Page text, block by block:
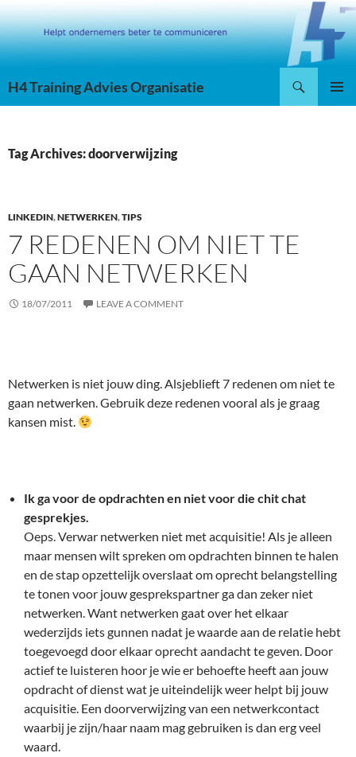
Skip
to
content
H4 Training Advies Organisatie
Tag Archives: doorverwijzing
LINKEDIN,NETWERKEN,TIPS
7 REDENEN OM NIET TE
GAAN NETWERKEN
18/07/2011 LEAVE A COMMENT
Netwerken is niet jouw ding. Alsjeblieft 7 redenen om niet te
gaan netwerken. Gebruik deze redenen vooral als je graag
kansen mist.
Ik ga voor de opdrachten en niet voor die chit chat
gesprekjes.
Oeps. Verwar netwerken niet met acquisitie! Als je alleen
maar mensen wilt spreken om opdrachten binnen te halen
en de stap opzettelijk overslaat om oprecht belangstelling
te tonen voor jouw gesprekspartner ga dan zeker niet
netwerken. Want netwerken gaat over het elkaar
wederzijds iets gunnen nadat je waarde aan de relatie hebt
toegevoegd door elkaar oprecht aandacht te geven. Door
actief te luisteren hoor je wie er behoefte heeft aan jouw
opdracht of dienst wat je uiteindelijk weer helpt bij jouw
acquisitie. Een doorverwijzing van een netwerkcontact
waarbij je zijn/haar naam mag gebruiken is dan erg veel
waard.